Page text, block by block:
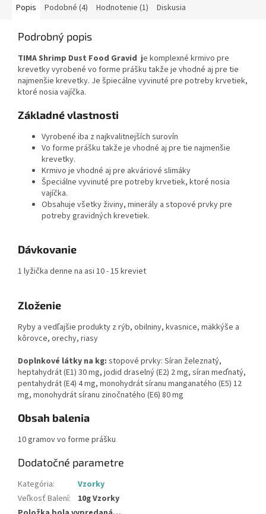
Popis Podobné (4) Hodnotenie (1) Diskusia
Podrobný popis
TIMA Shrimp Dust Food Gravid je komplexné krmivo pre
krevetky vyrobené vo forme prášku takže je vhodné aj pre tie
najmenšie krevetky. Je špiecálne vyvinuté pre potreby krvetiek,
ktoré nosia vajíčka.
Základné vlastnosti
Vyrobené iba z najkvalitnejších surovín
Vo forme prášku takže je vhodné aj pre tie najmenšie
krevetky.
Krmivo je vhodné aj pre akváriové slimáky
Špeciálne vyvinuté pre potreby krvetiek, ktoré nosia
vajíčka.
Obsahuje všetky živiny, minerály a stopové prvky pre
potreby gravidných krevetiek.
Dávkovanie
1 lyžička denne na asi 10 - 15 kreviet
Zloženie
Ryby a vedľajšie produkty z rýb, obilniny, kvasnice, mäkkýše a
kôrovce, orechy, riasy
Doplnkové látky na kg: stopové prvky: Síran železnatý,
heptahydrát (E1) 30 mg, jodid draselný (E2) 2 mg, síran meďnatý,
pentahydrát (E4) 4 mg, monohydrát síranu manganatého (E5) 12
mg, monohydrát síranu zinočnatého (E6) 80 mg
Obsah balenia
10 gramov vo forme prášku
Dodatočné parametre
Kategória:
Vzorky
Veľkosť Balení:
10g Vzorky